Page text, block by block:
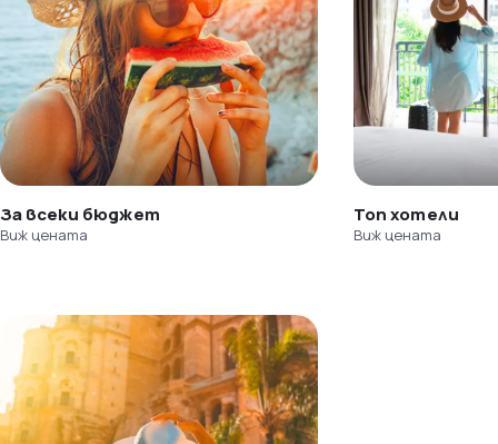
За всеки бюджет
Виж цената
Топ хотели
Виж цената